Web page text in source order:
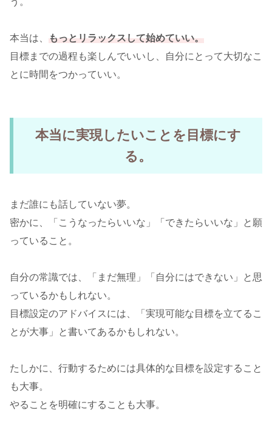
本当は、
もっとリラックスして始めていい。
目標までの過程も楽しんでいいし、自分にとって大切なこ
とに時間をつかっていい。
本当に実現したいことを目標にす
る。
まだ誰にも話していない夢。
密かに、「こうなったらいいな」「できたらいいな」と願
っていること。
自分の常識では、「まだ無理」「自分にはできない」と思
っているかもしれない。
目標設定のアドバイスには、「実現可能な目標を立てるこ
とが大事」と書いてあるかもしれない。
たしかに、行動するためには具体的な目標を設定すること
も大事。
やることを明確にすることも大事。